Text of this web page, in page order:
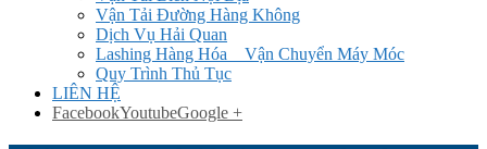
Vận Tải Đường Hàng Không
Dịch Vụ Hải Quan
Lashing Hàng Hóa _ Vận Chuyển Máy Móc
Quy Trình Thủ Tục
LIÊN HỆ
FacebookYoutubeGoogle +